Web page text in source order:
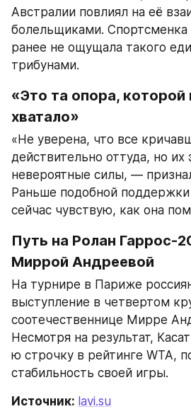
Австралии повлиял на её
болельщиками. Спортсменка
ранее не ощущала такого
трибунами.
«Это та опора, которой
хватало»
«Не уверена, что все
действительно оттуда, но их
невероятные силы, —
Раньше подобной
сейчас чувствую, как она
Путь на Ролан Гаррос-
Миррой Андреевой
На турнире в Париже
выступление в четвертом
соотечественнице Мирре
Несмотря на результат,
ю строчку в рейтинге WTA,
стабильность своей игры.
Источник: lavi.su